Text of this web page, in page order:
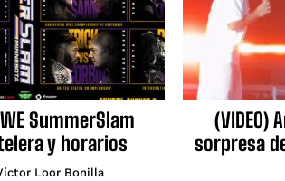
SummerSlam
y horarios
Loor Bonilla
(VIDEO)
sorpresa